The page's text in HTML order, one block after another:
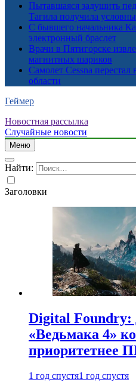
Пытавшаяся задушить
Тагила получила
С бывшего начальника
электронный браслет
Врачи в Пятигорске
магнитных шариков
Самолет Cessna перестал
области
Геймер
Новостная рассылка
Случайные новости
Меню
Найти:
Заголовки
Digital Foundry:
«Ведьмака 4»
приоритетнее
1 год спустя1 год спустя